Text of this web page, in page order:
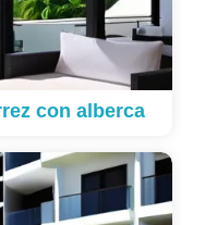
con alberca